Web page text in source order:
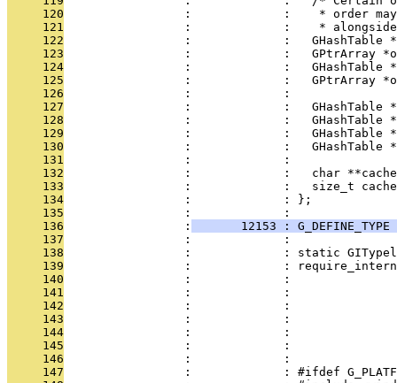
     120
:             :    * order
     121
:             :    *
     122
:             :   GHashTable
     123
:             :   GPtrArray
     124
:             :   GHashTable
     125
:             :   GPtrArray
     126
                 :             :
     127
:             :   GHashTable
     128
:             :   GHashTable
     129
:             :   GHashTable
     130
:             :   GHashTable
     131
                 :             :
     132
:             :   char
     133
:             :   size_t
     134
                 :             : };
     135
                 :             :
     136
                 :
12153 : G_DEFINE_TYPE
     137
                 :             :
     138
:             : static
     139
:             :
     140
:             :
     141
:             :
     142
:             :
     143
:             :
     144
:             :
     145
:             :
     146
                 :             :
     147
:             : #ifdef